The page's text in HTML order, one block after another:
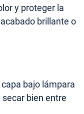
y proteger la
brillante o
bajo lámpara
secar bien entre